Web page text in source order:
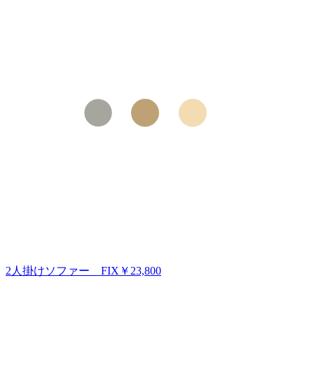
2人掛けソファー FIX ￥23,800